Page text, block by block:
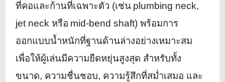
ที่คอและก้านที่เฉพาะตัว (เช่น plumbing neck,
jet neck หรือ mid-bend shaft)พร้อมการ
ออกแบบน้ำหนักที่ฐานด้านล่างอย่างเหมาะสม
เพื่อให้ผู้เล่นมีความยืดหยุ่นสูงสุด สำหรับทั้ง
ขนาด, ความชื่นชอบ, ความรู้สึกที่สม่ำเสมอ และ